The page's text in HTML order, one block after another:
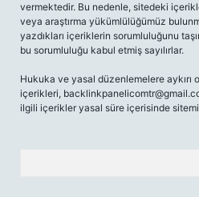
vermektedir. Bu nedenle, sitedeki
veya araştırma yükümlülüğümüz
yazdıkları içeriklerin sorumluluğunu
bu sorumluluğu kabul etmiş sayılırlar.
Hukuka ve yasal düzenlemelere aykırı
içerikleri,
ilgili içerikler yasal süre içerisinde